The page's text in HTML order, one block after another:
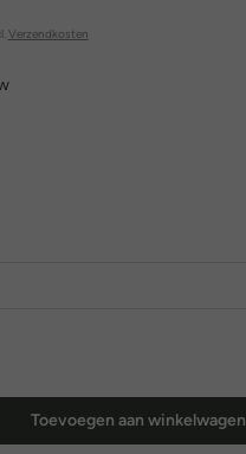
Verzendkosten
Toevoegen aan winkelwagen